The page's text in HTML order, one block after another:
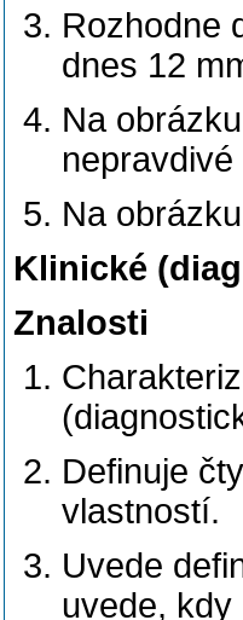
Rozhodne
dnes 12
Na
nepravdivé
Na
Klinické
Znalosti
Definuje
vlastností.
Uvede
uvede, kdy